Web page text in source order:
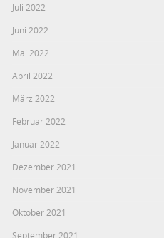
Juli 2022
Juni 2022
Mai 2022
April 2022
März 2022
Februar 2022
Januar 2022
Dezember 2021
November 2021
Oktober 2021
September 2021